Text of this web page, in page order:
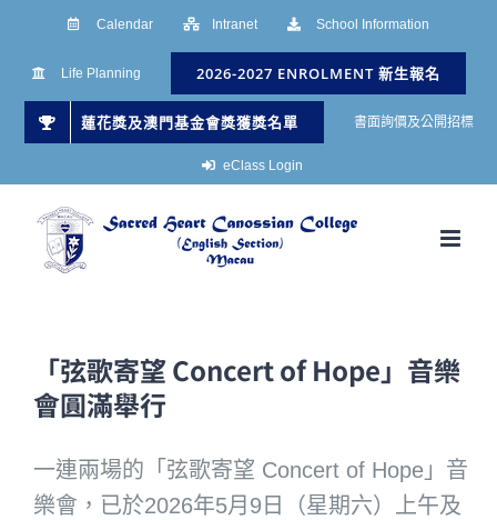
Calendar Intranet School Information
Life Planning 2026-2027 ENROLMENT 新生報名
蓮花獎及澳門基金會獎獲獎名單 書面詢價及公開招標
eClass Login
「弦歌寄望 Concert of Hope」音樂
會圓滿舉行
一連兩場的「弦歌寄望 Concert of Hope」音
樂會，已於2026年5月9日（星期六）上午及